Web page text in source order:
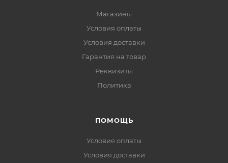
Магазины
Условия оплаты
Условия доставки
Гарантия на товар
Реквизиты
Политика
ПОМОЩЬ
Условия оплаты
Условия доставки